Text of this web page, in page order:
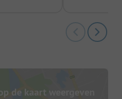
de kaart weergeven